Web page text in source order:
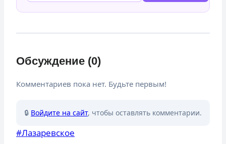
Обсуждение (0)
Комментариев пока нет. Будьте первым!
🔒 Войдите на сайт, чтобы оставлять комментарии.
Метки
#Лазаревское